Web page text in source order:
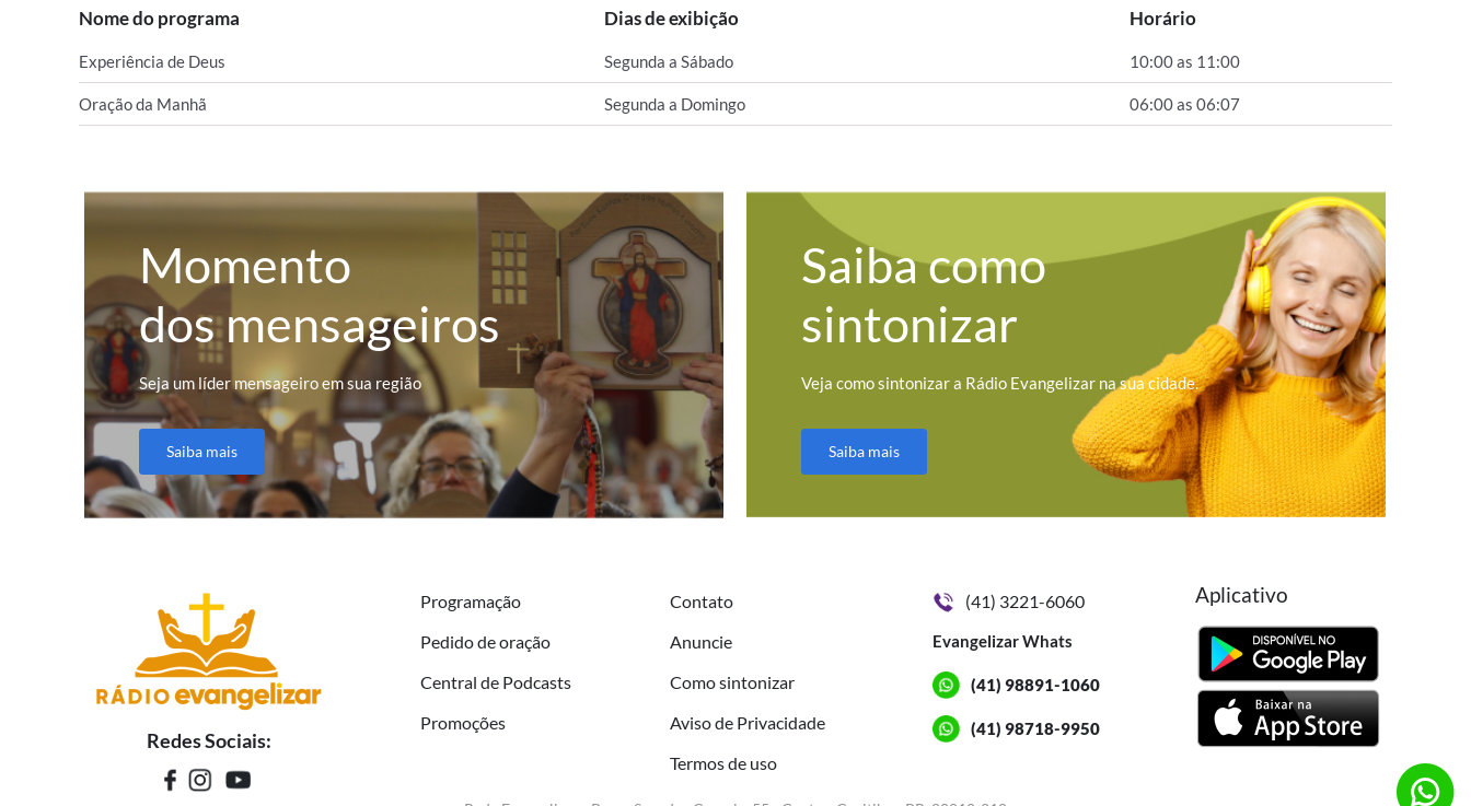
Nome do programa Dias de exibição Horário
Experiência de Deus Segunda a Sábado 10:00 as 11:00
Oração da Manhã Segunda a Domingo 06:00 as 06:07
Momento
dos mensageiros
Seja um líder mensageiro em sua região
Saiba mais
Saiba como
sintonizar
Veja como sintonizar a Rádio Evangelizar na sua cidade.
Saiba mais
Redes Sociais:
Programação
Pedido de oração
Central de Podcasts
Promoções
Contato
Anuncie
Como sintonizar
Aviso de Privacidade
Termos de uso
(41) 3221-6060
Evangelizar Whats
(41) 98891-1060
(41) 98718-9950
Aplicativo